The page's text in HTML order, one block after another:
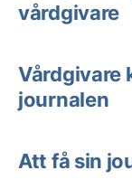
vårdgivare
Vårdgivare
journalen
Att få sin